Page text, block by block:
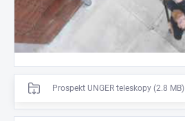
Prospekt UNGER teleskopy (2.8 MB)